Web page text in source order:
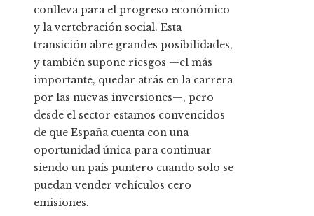
conlleva para el progreso económico
y la vertebración social. Esta
transición abre grandes posibilidades,
y también supone riesgos —el más
importante, quedar atrás en la carrera
por las nuevas inversiones—, pero
desde el sector estamos convencidos
de que España cuenta con una
oportunidad única para continuar
siendo un país puntero cuando solo se
puedan vender vehículos cero
emisiones.